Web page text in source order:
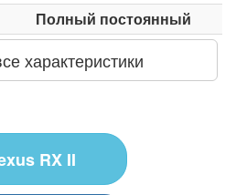
Полный постоянный
характеристики
RX II